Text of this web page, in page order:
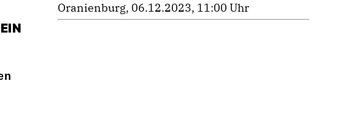
Oranienburg, 06.12.2023, 11:00 Uhr